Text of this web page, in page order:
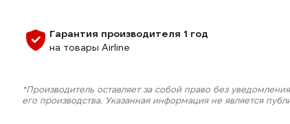
Гарантия производителя 1 год
на товары Airline
*Производитель оставляет за собой право без
его производства. Указанная информация не является